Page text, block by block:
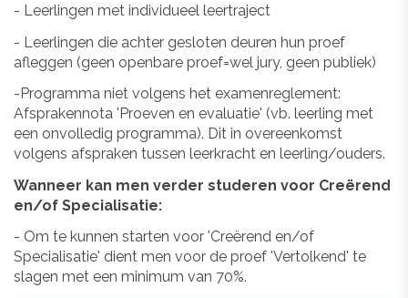
- Leerlingen met individueel leertraject
- Leerlingen die achter gesloten deuren hun proef
afleggen (geen openbare proef=wel jury, geen publiek)
-Programma niet volgens het examenreglement:
Afsprakennota 'Proeven en evaluatie' (vb. leerling met
een onvolledig programma). Dit in overeenkomst
volgens afspraken tussen leerkracht en leerling/ouders.
Wanneer kan men verder studeren voor Creërend
en/of Specialisatie:
- Om te kunnen starten voor 'Creërend en/of
Specialisatie' dient men voor de proef 'Vertolkend' te
slagen met een minimum van 70%.